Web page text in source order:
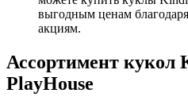
выгодным ценам
акциям.
Ассортимент кукол
PlayHouse